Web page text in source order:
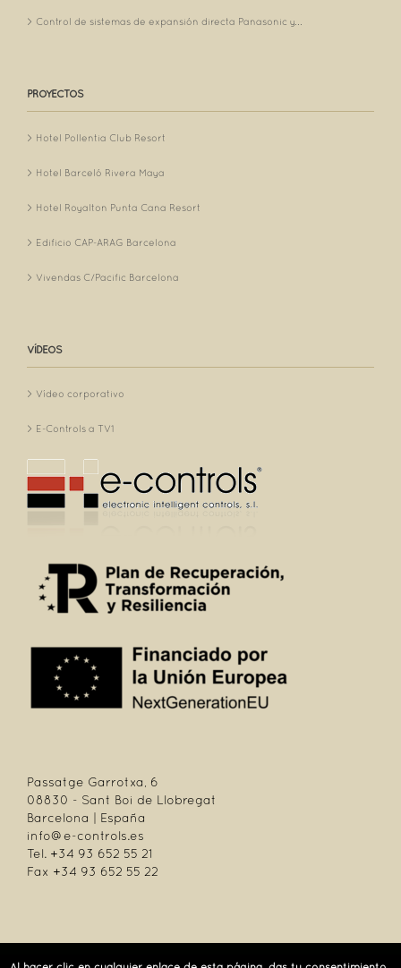
Control de sistemas de expansión directa Panasonic y...
PROYECTOS
Hotel Pollentia Club Resort
Hotel Barceló Rivera Maya
Hotel Royalton Punta Cana Resort
Edificio CAP-ARAG Barcelona
Vivendas C/Pacific Barcelona
VÍDEOS
Vídeo corporativo
E-Controls a TV1
Passatge Garrotxa, 6
08830 - Sant Boi de Llobregat
Barcelona | España
info@e-controls.es
Tel. +34 93 652 55 21
Fax +34 93 652 55 22
| Passatge Garrotxa, 6 | 08830 Sant Boi de Llobregat | Barcelona | España |